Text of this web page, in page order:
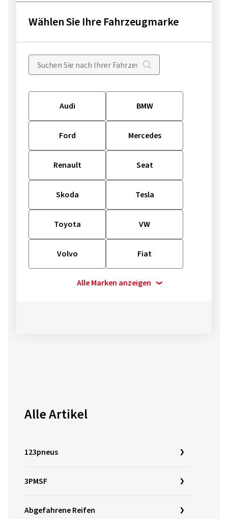
Wählen Sie Ihre Fahrzeugmarke
Audi BMW
Ford Mercedes
Renault Seat
Skoda Tesla
Toyota VW
Volvo Fiat
Alle Marken anzeigen
Alle Artikel
123pneus
3PMSF
Abgefahrene Reifen